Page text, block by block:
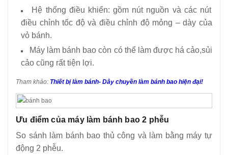
Hệ thống điều khiển: gồm nút nguồn và các nút
điều chỉnh tốc độ và điều chỉnh độ mỏng – dày của
vỏ bánh.
Máy làm bánh bao còn có thể làm được há cảo,sủi
cảo cũng rất tiện lợi.
Tham khảo: Thiết bị làm bánh- Dây chuyền làm bánh bao hiện đại!
Ưu điểm của máy làm bánh bao 2 phễu
So sánh làm bánh bao thủ công và làm bằng máy tự
động 2 phễu.